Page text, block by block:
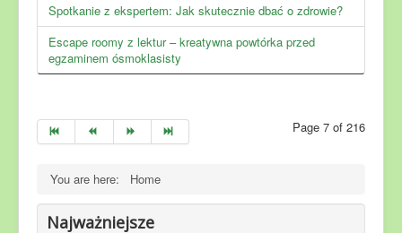
Spotkanie z ekspertem: Jak skutecznie dbać o zdrowie?
Escape roomy z lektur – kreatywna powtórka przed
egzaminem ósmoklasisty
Page 7 of 216
You are here: Home
Najważniejsze